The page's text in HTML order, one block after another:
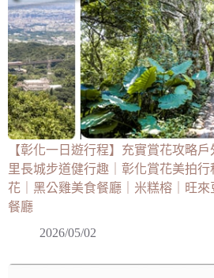
【彰化一日遊行程】充實賞花攻略
里長城步道健行趣｜彰化賞花美拍
花｜黑公雞美食餐廳｜米糕榕｜旺
餐廳
2026/05/02